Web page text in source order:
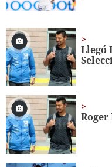
Llegó
Roger